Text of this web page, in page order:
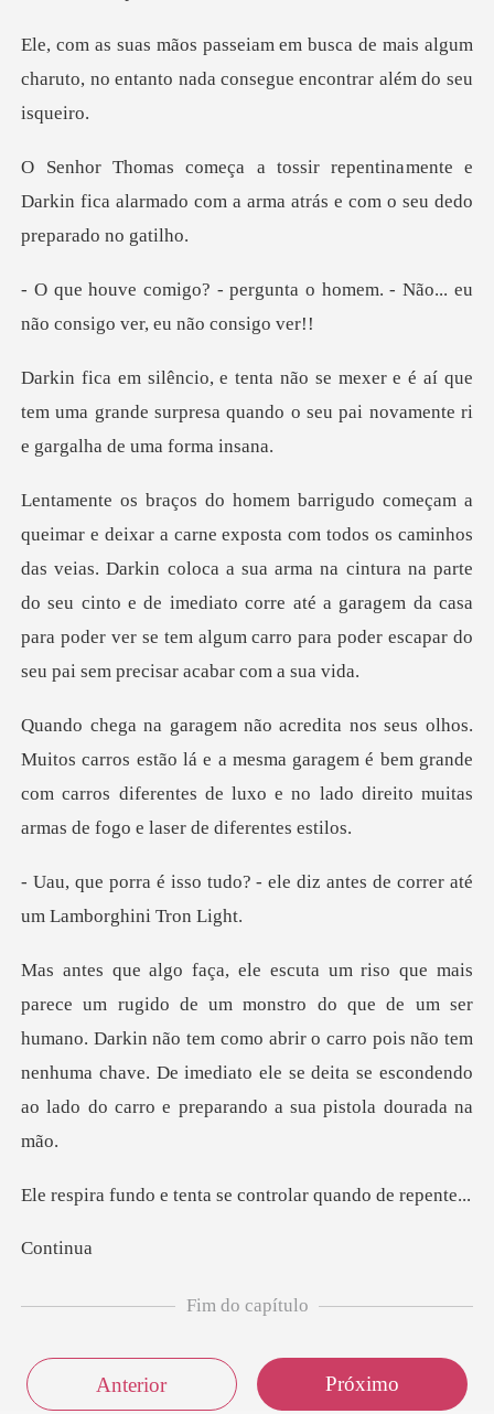
de mais algum
charuto, no entanto nada
mente e
Darkin fica alarmado com a arma a
ta o homem. - Não... eu
não co
é aí que
tem uma grande surpresa quando o seu
das veias. Darkin coloca a sua arma na cintura na parte
do seu cinto e de imediato corre até a garagem da
stão lá e a mesma garagem é bem grande
com carros diferentes de luxo
? - ele diz antes de correr
e de um ser
humano. Darkin não tem como abrir o carro pois não tem
nenhuma chave. De imed
tenta se controlar
nt
Fim do capítulo
Anterior Próximo